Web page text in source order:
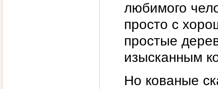
любимого
просто с
простые
изысканным
Но кованые